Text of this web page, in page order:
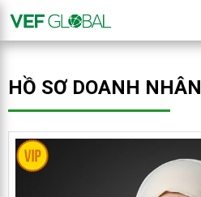
HỒ SƠ DOANH NHÂN